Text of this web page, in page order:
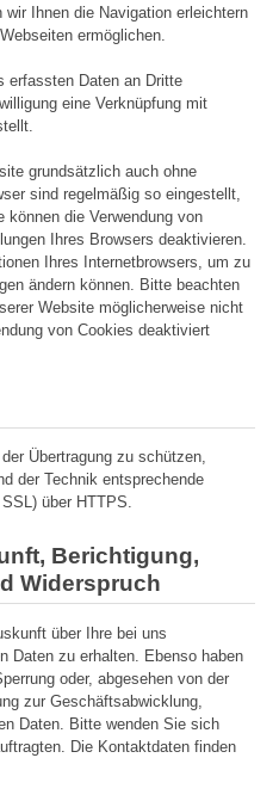
Ihnen die Navigation erleichtern
ermöglichen.
erfassten Daten an Dritte
eine Verknüpfung mit
grundsätzlich auch ohne
sind regelmäßig so eingestellt,
die Verwendung von
Ihres Browsers deaktivieren.
Ihres Internetbrowsers, um zu
ändern können. Bitte beachten
Website möglicherweise nicht
von Cookies deaktiviert
Übertragung zu schützen,
der Technik entsprechende
über HTTPS.
Berichtigung,
Widerspruch
über Ihre bei uns
Daten zu erhalten. Ebenso haben
oder, abgesehen von der
zur Geschäftsabwicklung,
Daten. Bitte wenden Sie sich
Die Kontaktdaten finden